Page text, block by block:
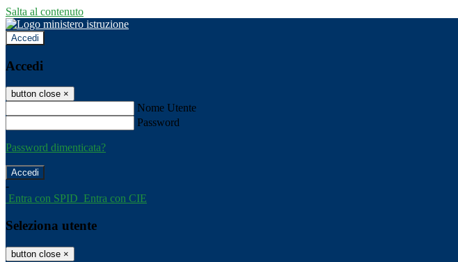
Salta al contenuto
Accedi
Accedi
button close ×
Nome Utente
Password
Password dimenticata?
-
Entra con SPID Entra con CIE
Seleziona utente
button close ×